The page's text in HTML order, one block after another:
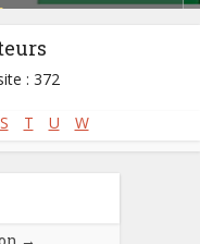
,Juju Music,Naija Music,
: 372
S T U W